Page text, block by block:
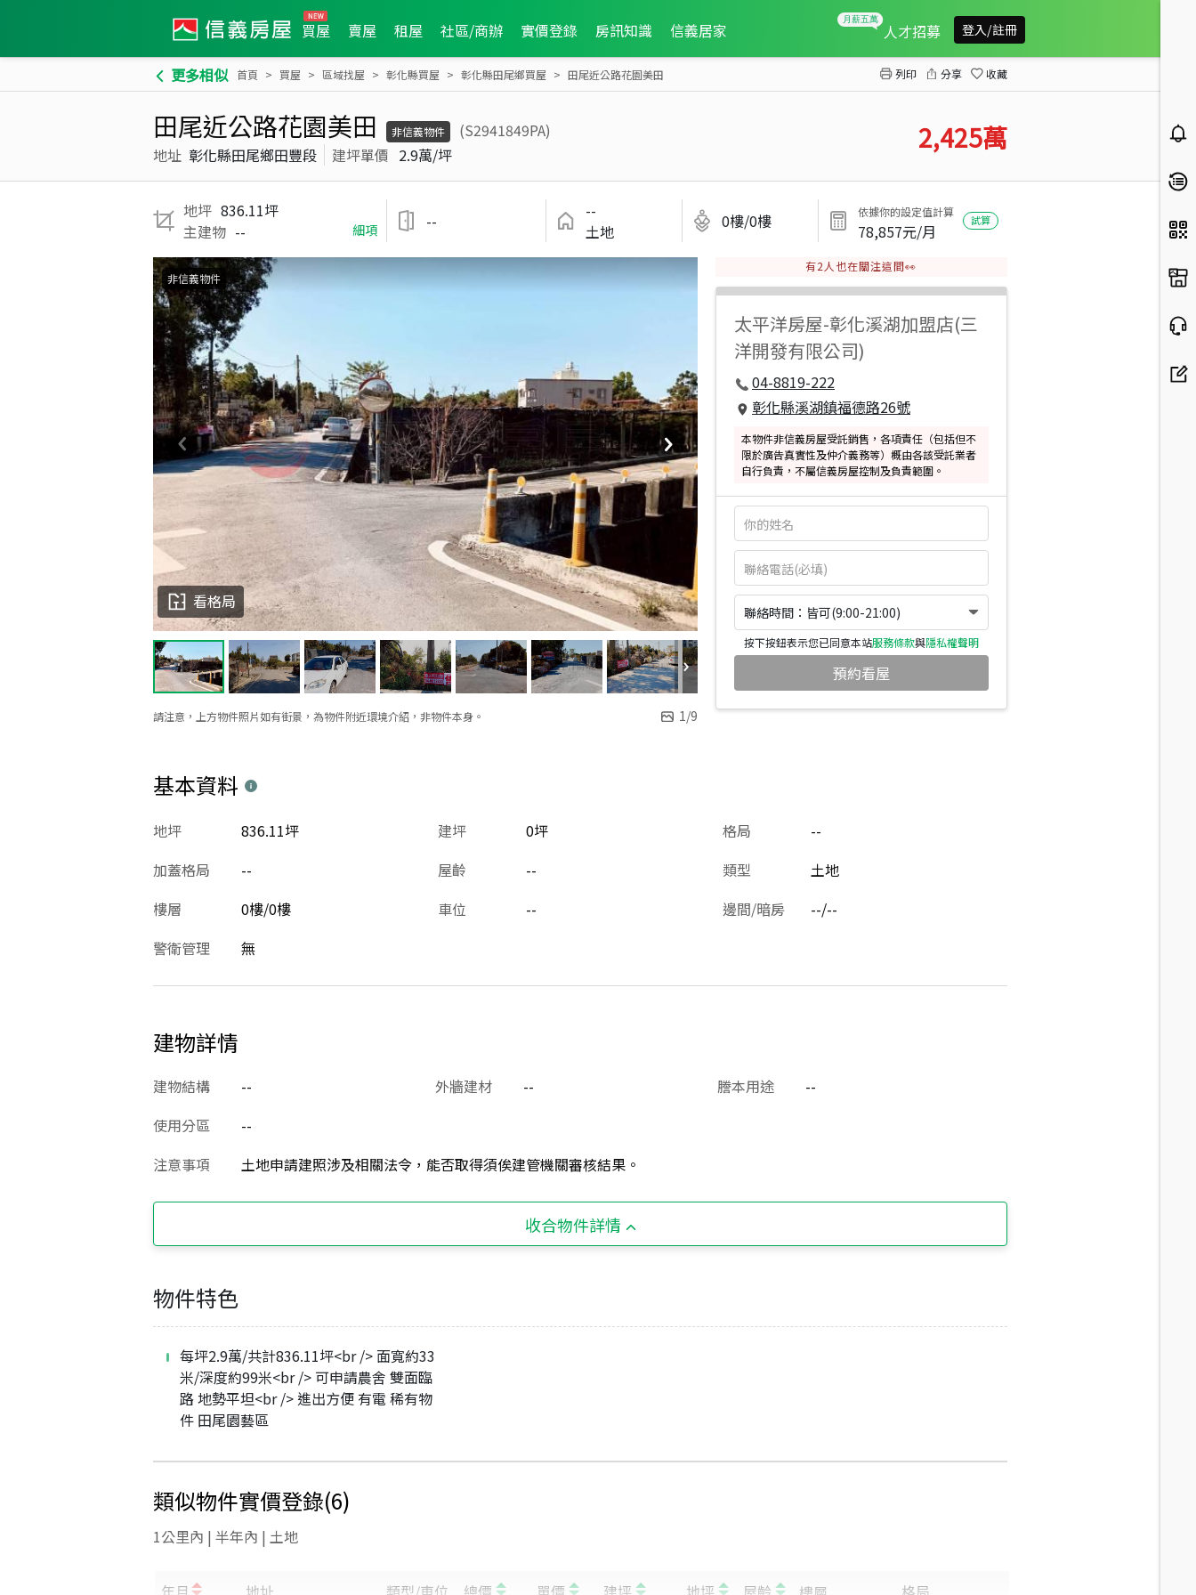
買屋 賣屋 租屋 社區/商辦 實價登錄 房訊知識 信義居家 人才招募 登入/註冊
更多相似 首頁 買屋 區域找屋 彰化縣買屋 彰化縣田尾鄉買屋 田尾近公路花園美田 列印 分享 收藏
田尾近公路花園美田 非信義物件
(S2941849PA)
地址 彰化縣田尾鄉田豐段 建坪單價 2.9萬/坪 2,425萬
地坪 836.11坪
主建物 -- 細項 --
--
土地
0樓/0樓 依據你的設定值計算
78,857元/月
試算
請注意，上方物件照片如有街景，為物件附近環境介紹，非物件本身。 1/9
看格局
非信義物件
有2 人也在關注這間👀
太平洋房屋-彰化溪湖加盟店(三
洋開發有限公司)
04-8819-222
彰化縣溪湖鎮福德路26號
本物件非信義房屋受託銷售，各項責任（包括但不
限於廣告真實性及仲介義務等）概由各該受託業者
自行負責，不屬信義房屋控制及負責範圍。
聯絡時間：皆可(9:00-21:00)
按下按鈕表示您已同意本站服務條款與隱私權聲明
預約看屋
基本資料
建坪 0坪
地坪 836.11坪 格局
--
加蓋格局
-- 屋齡 -- 類型
土地
樓層
0樓/0樓 車位 -- 邊間/暗房
--/--
警衛管理
無
建物詳情
建物結構 -- 外牆建材 -- 謄本用途
--
使用分區
--
注意事項
土地申請建照涉及相關法令，能否取得須俟建管機關審核結果。
收合物件詳情
物件特色
每坪2.9萬/共計836.11坪<br /> 面寬約33
米/深度約99米<br /> 可申請農舍 雙面臨
路 地勢平坦<br /> 進出方便 有電 稀有物
件 田尾園藝區
類似物件實價登錄(6)
1公里內 | 半年內 | 土地